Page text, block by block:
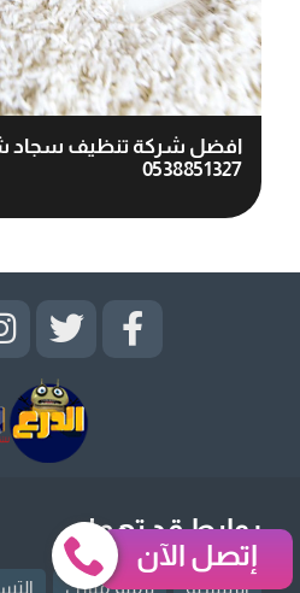
افضل شركة تنظيف سجاد
0538851327
روابط قد تهمك
الرئيسية ترميم منازل
إتصل الآن